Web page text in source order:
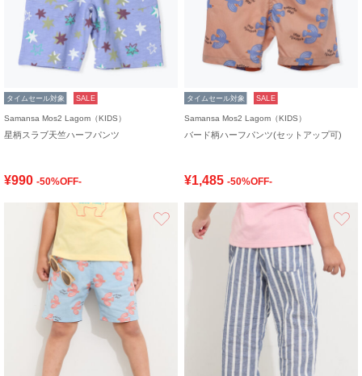
タイムセール対象 SALE
Samansa Mos2 Lagom（KIDS）
星柄スラブ天竺ハーフパンツ
¥990 -50%OFF-
タイムセール対象 SALE
Samansa Mos2 Lagom（KIDS）
バード柄ハーフパンツ(セットアップ可)
¥1,485 -50%OFF-
お気に入り